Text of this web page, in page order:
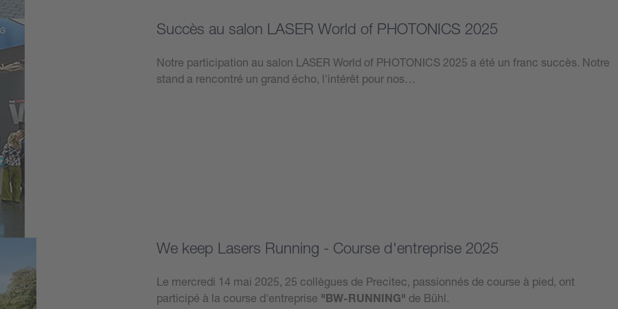
Succès au salon LASER World of PHOTONICS 2025
Notre participation au salon LASER World of PHOTONICS 2025 a été un franc succès. Notre
stand a rencontré un grand écho, l'intérêt pour nos…
We keep Lasers Running - Course d'entreprise 2025
Le mercredi 14 mai 2025, 25 collègues de Precitec, passionnés de course à pied, ont
participé à la course d'entreprise "BW-RUNNING" de Bühl.